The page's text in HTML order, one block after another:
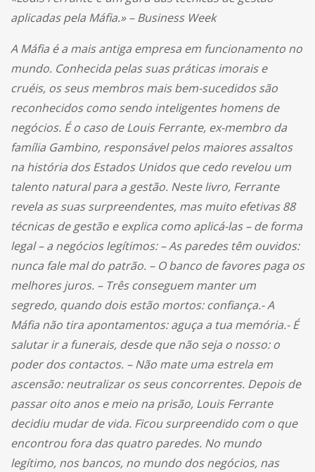
aplicadas pela Máfia.» – Business Week
A Máfia é a mais antiga empresa em funcionamento no
mundo. Conhecida pelas suas práticas imorais e
cruéis, os seus membros mais bem-sucedidos são
reconhecidos como sendo inteligentes homens de
negócios. É o caso de Louis Ferrante, ex-membro da
família Gambino, responsável pelos maiores assaltos
na história dos Estados Unidos que cedo revelou um
talento natural para a gestão. Neste livro, Ferrante
revela as suas surpreendentes, mas muito efetivas 88
técnicas de gestão e explica como aplicá-las – de forma
legal – a negócios legítimos: – As paredes têm ouvidos:
nunca fale mal do patrão. – O banco de favores paga os
melhores juros. – Três conseguem manter um
segredo, quando dois estão mortos: confiança.- A
Máfia não tira apontamentos: aguça a tua memória.- É
salutar ir a funerais, desde que não seja o nosso: o
poder dos contactos. – Não mate uma estrela em
ascensão: neutralizar os seus concorrentes. Depois de
passar oito anos e meio na prisão, Louis Ferrante
decidiu mudar de vida. Ficou surpreendido com o que
encontrou fora das quatro paredes. No mundo
legítimo, nos bancos, no mundo dos negócios, nas